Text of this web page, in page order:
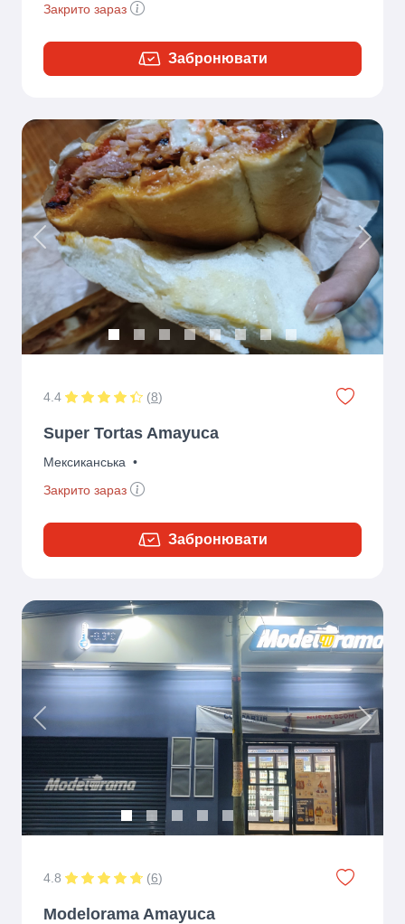
Закрито зараз
Забронювати
Previous Next
4.4 (8)
Super Tortas Amayuca
Мексиканська •
Закрито зараз
Забронювати
Previous Next
4.8 (6)
Modelorama Amayuca